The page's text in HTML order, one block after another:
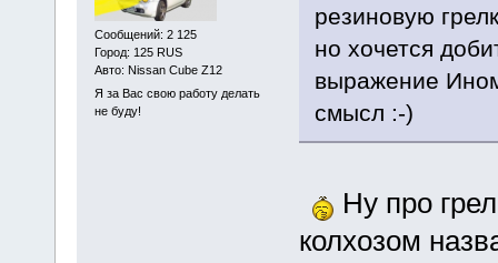
Сообщений: 2 125
Город: 125 RUS
Авто: Nissan Cube Z12
Я за Вас свою работу делать
не буду!
резиновую
но хочется
выражение
смысл :-)
Ну про
колхозом